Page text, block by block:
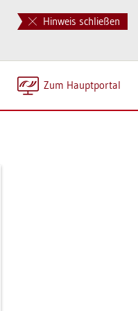
Hinweis schließen
Zum Haupt­por­tal